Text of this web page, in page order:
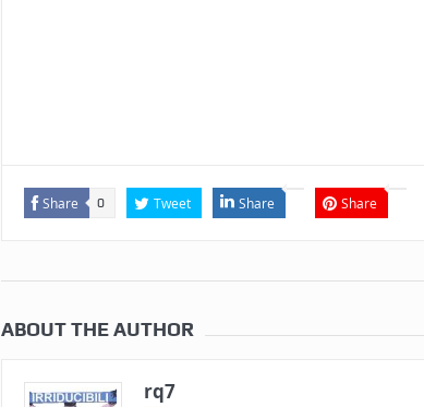
Share 0 Tweet Share Share
ABOUT THE AUTHOR
rq7